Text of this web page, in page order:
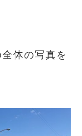
全体の写真を